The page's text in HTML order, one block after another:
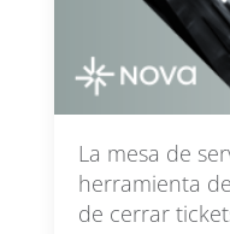
La mesa de
herramienta
de cerrar